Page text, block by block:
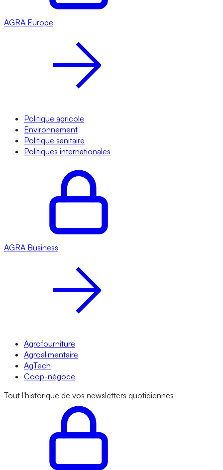
AGRA Europe
Politique agricole
Environnement
Politique sanitaire
Politiques internationales
AGRA Business
Agrofourniture
Agroalimentaire
AgTech
Coop-négoce
Tout l'historique de vos newsletters quotidiennes